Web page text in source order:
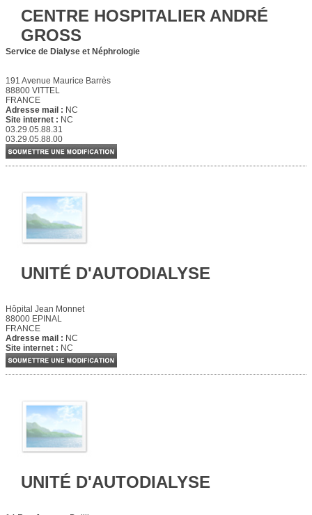
CENTRE HOSPITALIER ANDRÉ
GROSS
Service de Dialyse et Néphrologie
191 Avenue Maurice Barrès
88800 VITTEL
FRANCE
Adresse mail : NC
Site internet : NC
03.29.05.88.31
03.29.05.88.00
UNITÉ D'AUTODIALYSE
Hôpital Jean Monnet
88000 EPINAL
FRANCE
Adresse mail : NC
Site internet : NC
UNITÉ D'AUTODIALYSE